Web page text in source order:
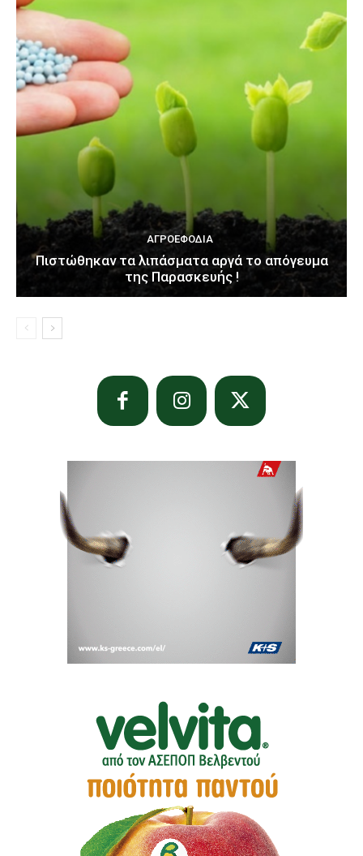
ΑΓΡΟΕΦΌΔΙΑ
Πιστώθηκαν τα λιπάσματα αργά το απόγευμα
της Παρασκευής !